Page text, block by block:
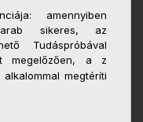
amennyiben
sikeres, az
Tudáspróbával
megelőzően, a z
megtéríti